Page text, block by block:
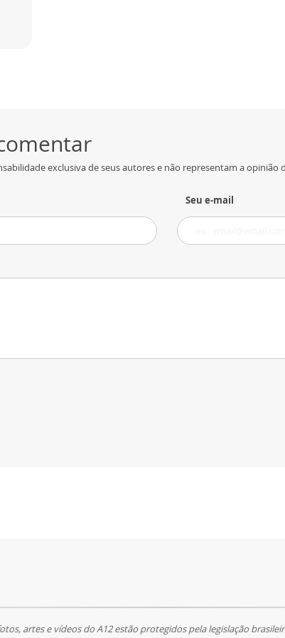
exclusiva de seus autores e não representam a opinião
Seu e-mail
artes e vídeos do A12 estão protegidos pela legislação